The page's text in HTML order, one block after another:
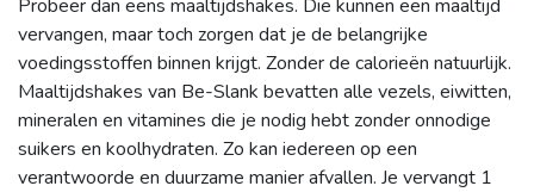
Probeer dan eens maaltijdshakes. Die kunnen een maaltijd
vervangen, maar toch zorgen dat je de belangrijke
voedingsstoffen binnen krijgt. Zonder de calorieën natuurlijk.
Maaltijdshakes van Be-Slank bevatten alle vezels, eiwitten,
mineralen en vitamines die je nodig hebt zonder onnodige
suikers en koolhydraten. Zo kan iedereen op een
verantwoorde en duurzame manier afvallen. Je vervangt 1